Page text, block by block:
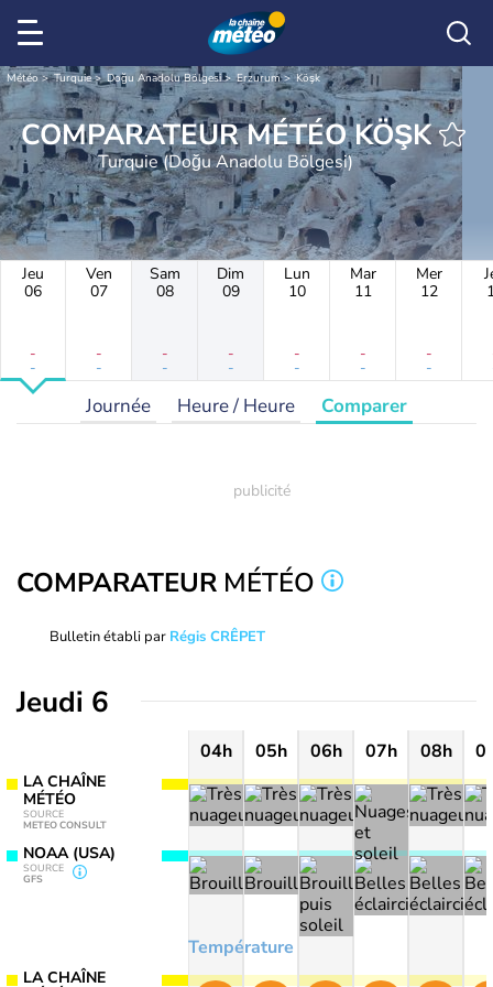
Météo Turquie Doğu Anadolu Bölgesi Erzurum Köşk
COMPARATEUR MÉTÉO KÖŞK
Turquie (Doğu Anadolu Bölgesi)
Jeu
06
-
-
Ven
07
-
-
Sam
08
-
-
Dim
09
-
-
Lun
10
-
-
Mar
11
-
-
Mer
12
-
-
Journée Heure / Heure Comparer
COMPARATEUR MÉTÉO
Bulletin établi par Régis CRÊPET
Jeudi 6
LA CHAÎNE
MÉTÉO
SOURCE
METEO CONSULT
NOAA (USA)
SOURCE
GFS
LA CHAÎNE
04h 05h 06h 07h 08h
Température